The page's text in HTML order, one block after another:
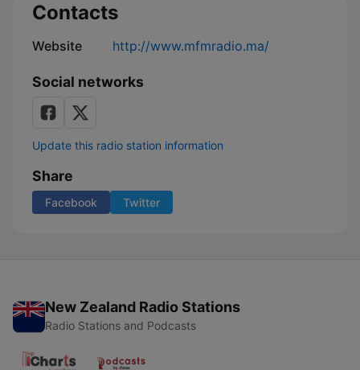
Contacts
Website http://www.mfmradio.ma/
Social networks
Update this radio station information
Share
Facebook Twitter
New Zealand Radio Stations
Radio Stations and Podcasts